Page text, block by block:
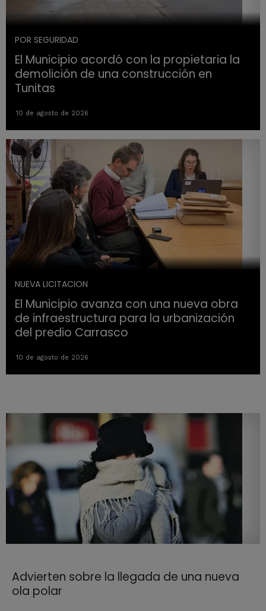
POR SEGURIDAD
El Municipio acordó con la propietaria la
demolición de una construcción en
Tunitas
10 de agosto de 2026
NUEVA LICITACION
El Municipio avanza con una nueva obra
de infraestructura para la urbanización
del predio Carrasco
10 de agosto de 2026
Advierten sobre la llegada de una nueva
ola polar